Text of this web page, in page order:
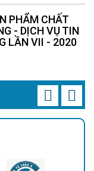
PHẨM CHẤT
- DỊCH VỤ TIN
LẦN VII - 2020